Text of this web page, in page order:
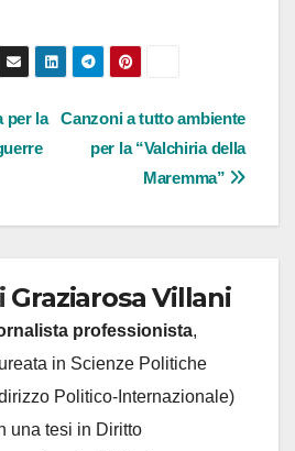
Canzoni a tutto ambiente
per la “Valchiria della
Maremma”
per la
Graziarosa Villani
professionista,
in Scienze Politiche
Politico-Internazionale)
una tesi in Diritto